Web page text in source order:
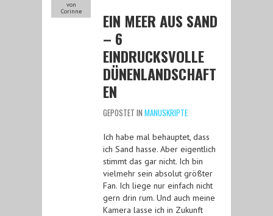
von
Corinne
EIN MEER AUS SAND
– 6
EINDRUCKSVOLLE
DÜNENLANDSCHAFT
EN
GEPOSTET IN MANUSKRIPTE
Ich habe mal behauptet, dass
ich Sand hasse. Aber eigentlich
stimmt das gar nicht. Ich bin
vielmehr sein absolut größter
Fan. Ich liege nur einfach nicht
gern drin rum. Und auch meine
Kamera lasse ich in Zukunft